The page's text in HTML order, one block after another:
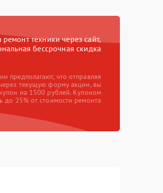
техники через сайт,
бессрочная скидка
предполагают, что отправляя
текущую форму акции, вы
на 1500 рублей. Купоном
до 25% от стоимости ремонта